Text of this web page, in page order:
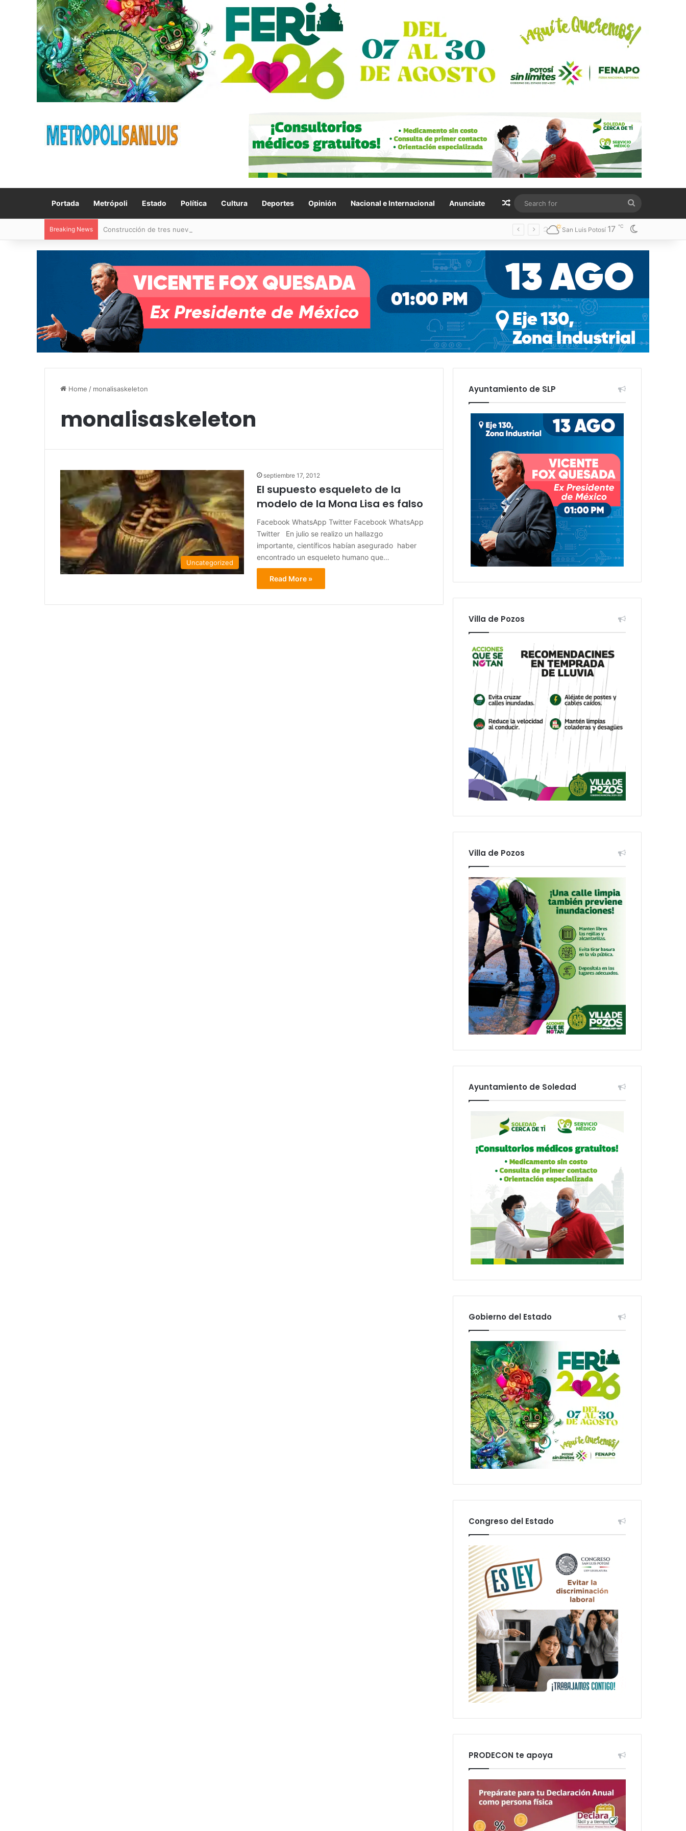
Portada Metrópoli Estado Política Cultura Deportes Opinión Nacional e Internacional Anunciate Random Article
for
Breaking News Construcción de tres nuevas aulas en Capullito III registra avances en Soledad San Luis Potosí 17 ℃
Home / monalisaskeleton
monalisaskeleton
Uncategorized
septiembre 17, 2012
El supuesto esqueleto de la
modelo de la Mona Lisa es falso
Facebook WhatsApp Twitter Facebook WhatsApp
Twitter En julio se realizo un hallazgo
importante, científicos habían asegurado haber
encontrado un esqueleto humano que…
Read More »
Ayuntamiento de SLP
Villa de Pozos
Villa de Pozos
Ayuntamiento de Soledad
Gobierno del Estado
Congreso del Estado
PRODECON te apoya